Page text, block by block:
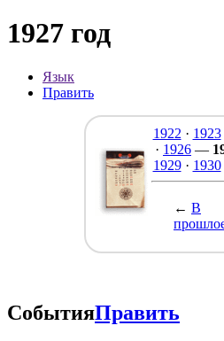
1927 год
Язык
Править
1922 · 1923
· 1926 —
1929· 1930
← В
СобытияПравить